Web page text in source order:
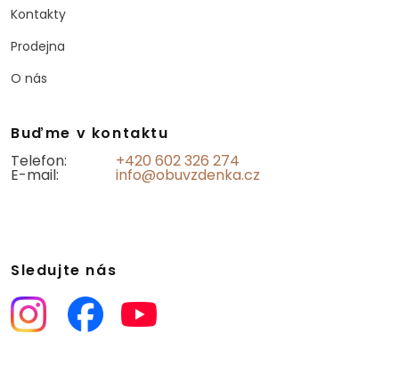
Kontakty
Prodejna
O nás
Buďme v kontaktu
Telefon:
+420 602 326 274
E-mail: info@obuvzdenka.cz
Sledujte nás